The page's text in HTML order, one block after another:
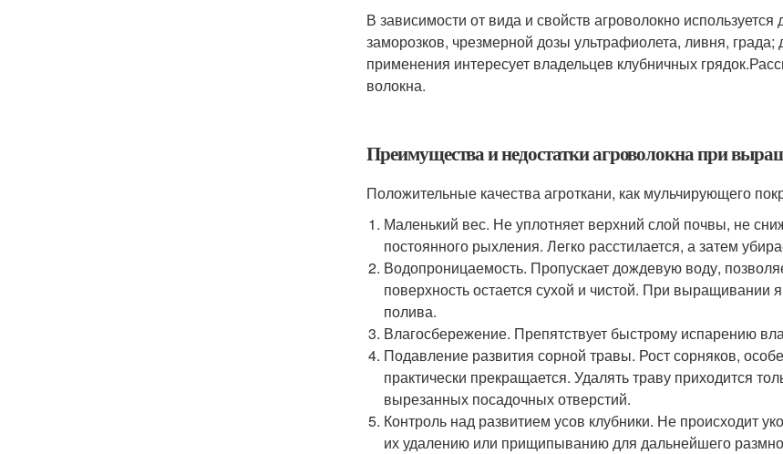
В зависимости от вида и свойств агроволокно
заморозков, чрезмерной дозы ультрафиолета, ливня,
применения интересует владельцев клубничных
волокна.
Преимущества и недостатки агроволокна при
Положительные качества агроткани, как мульчирующего
Маленький вес. Не уплотняет верхний слой почвы, не
постоянного рыхления. Легко расстилается, а затем
Водопроницаемость. Пропускает дождевую воду,
поверхность остается сухой и чистой. При выращивании
полива.
Влагосбережение. Препятствует быстрому испарению
Подавление развития сорной травы. Рост сорняков,
практически прекращается. Удалять траву приходится
вырезанных посадочных отверстий.
Контроль над развитием усов клубники. Не происходит
их удалению или прищипыванию для дальнейшего